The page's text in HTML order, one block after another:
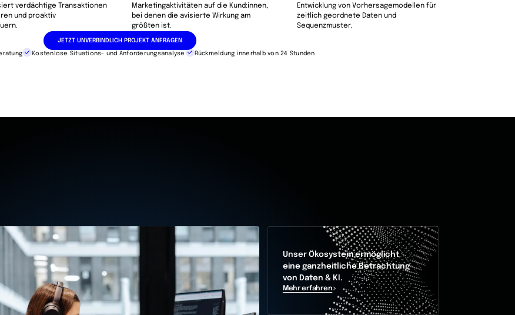
verdächtige Transaktionen
und proaktiv
Marketingaktivitäten auf die Kund:innen,
bei denen die avisierte Wirkung am
größten ist.
Entwicklung von Vorhersagemodellen für
zeitlich geordnete Daten und
Sequenzmuster.
JETZT UNVERBINDLICH PROJEKT ANFRAGEN
Kostenlose Situations- und Anforderungsanalyse Rückmeldung innerhalb von 24 Stunden
Unser Ökosystem ermöglicht
eine ganzheitliche Betrachtung
von Daten & KI.
Mehr erfahren